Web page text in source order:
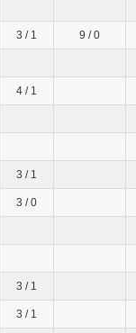
3 / 1 9 / 0
4 / 1
3 / 1
3 / 0
3 / 1
3 / 1